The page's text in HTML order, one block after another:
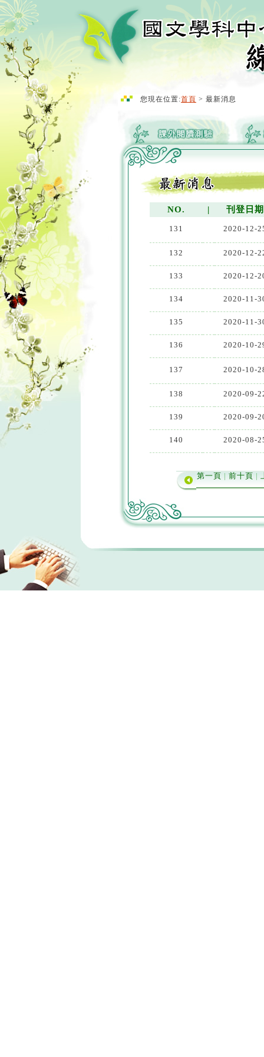
您現在位置:首頁 > 最新消息
NO. | 刊登日期
131 2020-12-
132 2020-12-
133 2020-12-
134 2020-11-
135 2020-11-
136 2020-10-
137 2020-10-
138 2020-09-
139 2020-09-
140 2020-08-
第一頁 | 前十頁 |